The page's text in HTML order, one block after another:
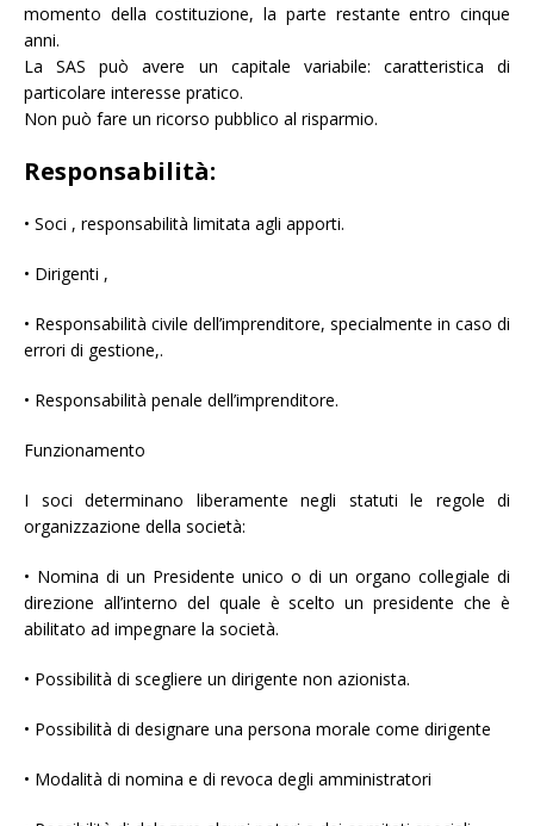
momento della costituzione, la parte restante entro cinque
anni.
La SAS può avere un capitale variabile: caratteristica di
particolare interesse pratico.
Non può fare un ricorso pubblico al risparmio.
Responsabilità:
• Soci , responsabilità limitata agli apporti.
• Dirigenti ,
• Responsabilità civile dell’imprenditore, specialmente in caso di
errori di gestione,.
• Responsabilità penale dell’imprenditore.
Funzionamento
I soci determinano liberamente negli statuti le regole di
organizzazione della società:
• Nomina di un Presidente unico o di un organo collegiale di
direzione all’interno del quale è scelto un presidente che è
abilitato ad impegnare la società.
• Possibilità di scegliere un dirigente non azionista.
• Possibilità di designare una persona morale come dirigente
• Modalità di nomina e di revoca degli amministratori